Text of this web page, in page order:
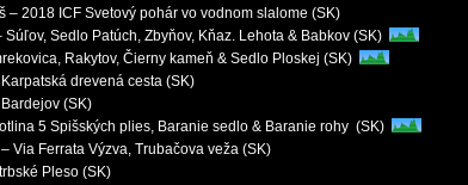
– 2018 ICF Svetový pohár vo vodnom slalome (SK)
Sedlo Patúch, Zbyňov, Kňaz. Lehota & Babkov (SK)
Rakytov, Čierny kameň & Sedlo Ploskej (SK)
drevená cesta (SK)
(SK)
5 Spišských plies, Baranie sedlo & Baranie rohy (SK)
Via Ferrata Výzva, Trubačova veža (SK)
Pleso (SK)